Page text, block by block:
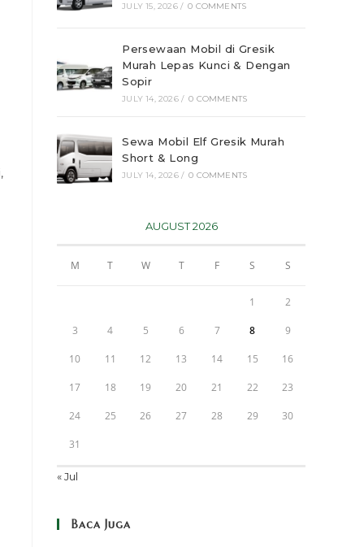
JULY 15, 2026 / 0 COMMENTS
Persewaan Mobil di Gresik
Murah Lepas Kunci & Dengan
Sopir
JULY 14, 2026 / 0 COMMENTS
Sewa Mobil Elf Gresik Murah
Short & Long
JULY 14, 2026 / 0 COMMENTS
AUGUST 2026
M T W T F S S
1 2
3 4 5 6 7 8 9
10 11 12 13 14 15 16
17 18 19 20 21 22 23
24 25 26 27 28 29 30
31
« Jul
Baca Juga